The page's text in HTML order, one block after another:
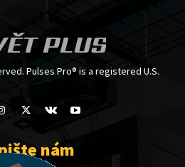
PLUS
Pulses Pro® is a registered U.S.
nám